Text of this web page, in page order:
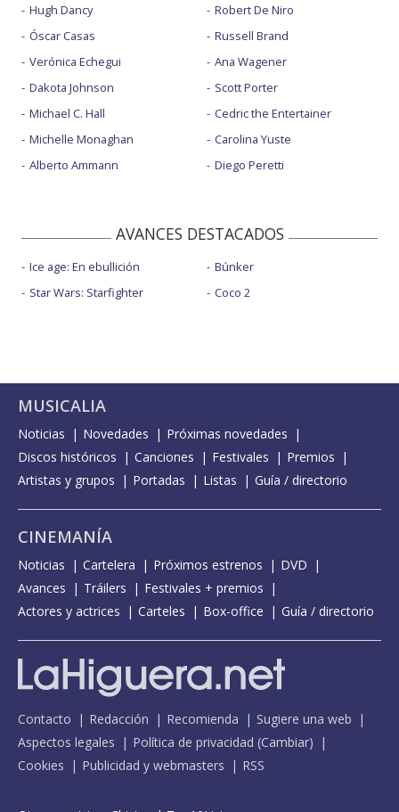
Hugh Dancy
Óscar Casas
Verónica Echegui
Dakota Johnson
Michael C. Hall
Michelle Monaghan
Alberto Ammann
Robert De Niro
Russell Brand
Ana Wagener
Scott Porter
Cedric the Entertainer
Carolina Yuste
Diego Peretti
AVANCES DESTACADOS
Ice age: En ebullición
Star Wars: Starfighter
Búnker
Coco 2
MUSICALIA
Noticias Novedades
Próximas novedades
Discos históricos
Canciones Festivales
Premios
Artistas y grupos
Portadas Listas Guía / directorio
CINEMANÍA
Noticias Cartelera Próximos estrenos
DVD
Avances
Tráilers
Festivales + premios
Actores y actrices
Carteles Box-office Guía / directorio
Contacto Redacción Recomienda
Sugiere una web
Aspectos legales
Política de privacidad (Cambiar)
Cookies
Publicidad y webmasters RSS